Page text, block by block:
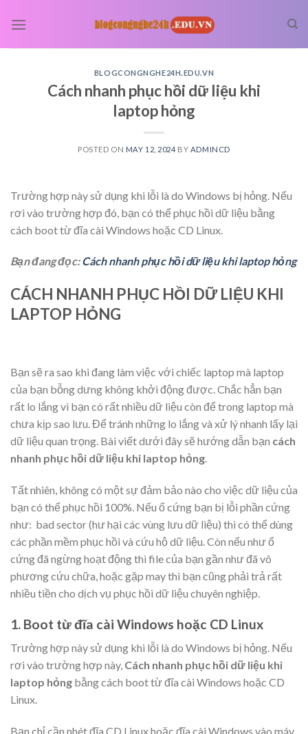
BLOGCONGNGHE24H.EDU.VN
Cách nhanh phục hồi dữ liệu khi
laptop hỏng
POSTED ON MAY 12, 2024 BY ADMINCD
Trường hợp này sử dụng khi lỗi là do Windows bị hỏng. Nếu
rơi vào trường hợp đó, bạn có thể phục hồi dữ liệu bằng
cách boot từ đĩa cài Windows hoặc CD Linux.
Bạn đang đọc:Cách nhanh phục hồi dữ liệu khi laptop hỏng
CÁCH NHANH PHỤC HỒI DỮ LIỆU KHI
LAPTOP HỎNG
Bạn sẽ ra sao khi đang làm việc với chiếc laptop mà laptop
của bạn bỗng dưng không khởi động được. Chắc hẳn bạn
rất lo lắng vì bạn có rất nhiều dữ liệu còn để trong laptop mà
chưa kịp sao lưu. Để tránh những lo lắng và xử lý nhanh lấy lại
dữ liệu quan trọng. Bài viết dưới đây sẽ hướng dẫn bạn cách
nhanh phục hồi dữ liệu khi laptop hỏng.
Tất nhiên, không có một sự đảm bảo nào cho việc dữ liệu của
bạn có thể phục hồi 100%. Nếu ổ cứng bạn bị lỗi phần cứng
như: bad sector (hư hại các vùng lưu dữ liệu) thì có thể dùng
các phần mềm phục hồi và cứu hộ dữ liệu. Còn nếu như ổ
cứng đã ngừng hoạt động thì file của bạn gần như đã vô
phương cứu chữa, hoặc gặp may thì bạn cũng phải trả rất
nhiều tiền cho dịch vụ phục hồi dữ liệu chuyên nghiệp.
1. Boot từ đĩa cài Windows hoặc CD Linux
Trường hợp này sử dụng khi lỗi là do Windows bị hỏng. Nếu
rơi vào trường hợp này, Cách nhanh phục hồi dữ liệu khi
laptop hỏng bằng cách boot từ đĩa cài Windows hoặc CD
Linux.
Bạn chỉ cần nhét đĩa CD Linux hoặc đĩa cài Windows vào máy